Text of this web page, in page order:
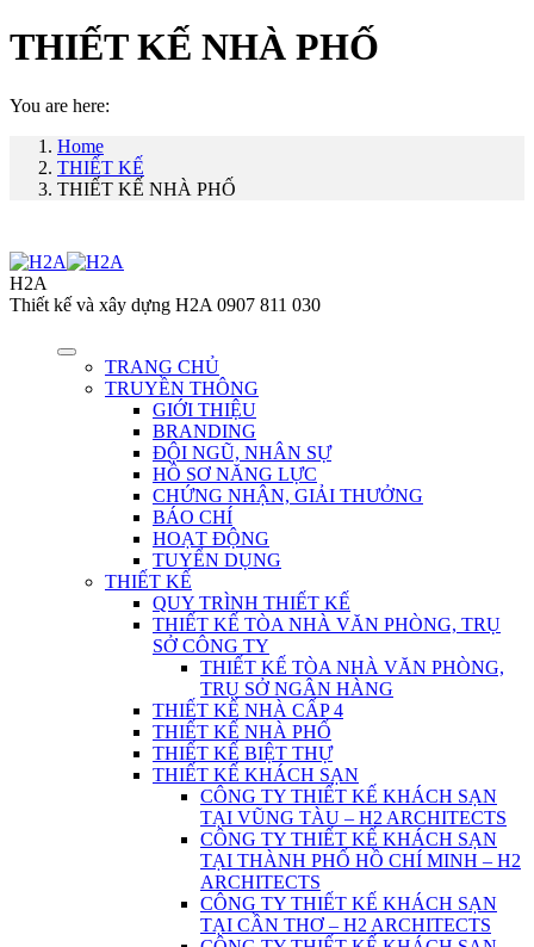
THIẾT KẾ NHÀ PHỐ
You are here:
Home
THIẾT KẾ
THIẾT KẾ NHÀ PHỐ
H2A
Thiết kế và xây dựng H2A 0907 811 030
TRANG CHỦ
TRUYỀN THÔNG
GIỚI THIỆU
BRANDING
ĐỘI NGŨ, NHÂN SỰ
HỒ SƠ NĂNG LỰC
CHỨNG NHẬN, GIẢI THƯỞNG
BÁO CHÍ
HOẠT ĐỘNG
TUYỂN DỤNG
THIẾT KẾ
QUY TRÌNH THIẾT KẾ
THIẾT KẾ TÒA NHÀ VĂN PHÒNG, TRỤ
SỞ CÔNG TY
THIẾT KẾ TÒA NHÀ VĂN PHÒNG,
TRỤ SỞ NGÂN HÀNG
THIẾT KẾ NHÀ CẤP 4
THIẾT KẾ NHÀ PHỐ
THIẾT KẾ BIỆT THỰ
THIẾT KẾ KHÁCH SẠN
CÔNG TY THIẾT KẾ KHÁCH SẠN
TẠI VŨNG TÀU – H2 ARCHITECTS
CÔNG TY THIẾT KẾ KHÁCH SẠN
TẠI THÀNH PHỐ HỒ CHÍ MINH – H2
ARCHITECTS
CÔNG TY THIẾT KẾ KHÁCH SẠN
TẠI CẦN THƠ – H2 ARCHITECTS